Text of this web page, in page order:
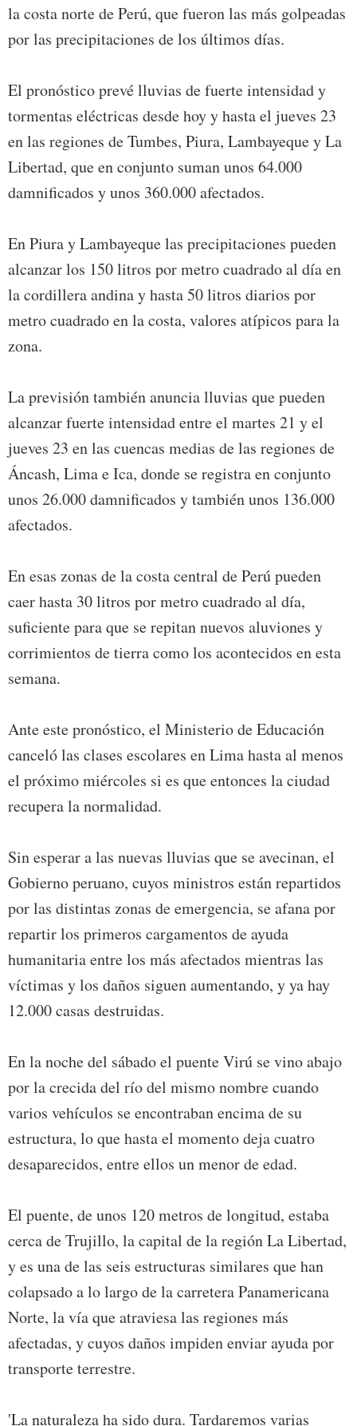
la costa norte de Perú, que fueron las más golpeadas
por las precipitaciones de los últimos días.
El pronóstico prevé lluvias de fuerte intensidad y
tormentas eléctricas desde hoy y hasta el jueves 23
en las regiones de Tumbes, Piura, Lambayeque y La
Libertad, que en conjunto suman unos 64.000
damnificados y unos 360.000 afectados.
En Piura y Lambayeque las precipitaciones pueden
alcanzar los 150 litros por metro cuadrado al día en
la cordillera andina y hasta 50 litros diarios por
metro cuadrado en la costa, valores atípicos para la
zona.
La previsión también anuncia lluvias que pueden
alcanzar fuerte intensidad entre el martes 21 y el
jueves 23 en las cuencas medias de las regiones de
Áncash, Lima e Ica, donde se registra en conjunto
unos 26.000 damnificados y también unos 136.000
afectados.
En esas zonas de la costa central de Perú pueden
caer hasta 30 litros por metro cuadrado al día,
suficiente para que se repitan nuevos aluviones y
corrimientos de tierra como los acontecidos en esta
semana.
Ante este pronóstico, el Ministerio de Educación
canceló las clases escolares en Lima hasta al menos
el próximo miércoles si es que entonces la ciudad
recupera la normalidad.
Sin esperar a las nuevas lluvias que se avecinan, el
Gobierno peruano, cuyos ministros están repartidos
por las distintas zonas de emergencia, se afana por
repartir los primeros cargamentos de ayuda
humanitaria entre los más afectados mientras las
víctimas y los daños siguen aumentando, y ya hay
12.000 casas destruidas.
En la noche del sábado el puente Virú se vino abajo
por la crecida del río del mismo nombre cuando
varios vehículos se encontraban encima de su
estructura, lo que hasta el momento deja cuatro
desaparecidos, entre ellos un menor de edad.
El puente, de unos 120 metros de longitud, estaba
cerca de Trujillo, la capital de la región La Libertad,
y es una de las seis estructuras similares que han
colapsado a lo largo de la carretera Panamericana
Norte, la vía que atraviesa las regiones más
afectadas, y cuyos daños impiden enviar ayuda por
transporte terrestre.
'La naturaleza ha sido dura. Tardaremos varias